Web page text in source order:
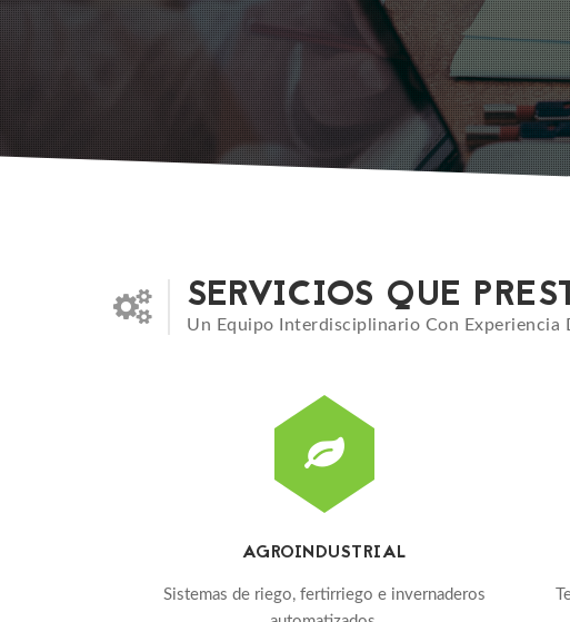
SERVICIOS QUE
Un Equipo Interdisciplinario Con Experiencia
AGROINDUSTRIAL
Sistemas de riego, fertirriego e invernaderos